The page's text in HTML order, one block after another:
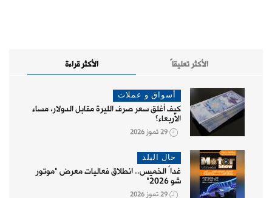
الأكثر قراءة الأكثر تعليقاً
أسواق و عملات
كيف أغلق سعر صرف الليرة مقابل الدولار، مساء
الأربعاء؟
29 تموز 2026
حال البلد
غداً الخميس.. انطلاق فعاليات معرض "موتور
شو 2026"
29 تموز 2026